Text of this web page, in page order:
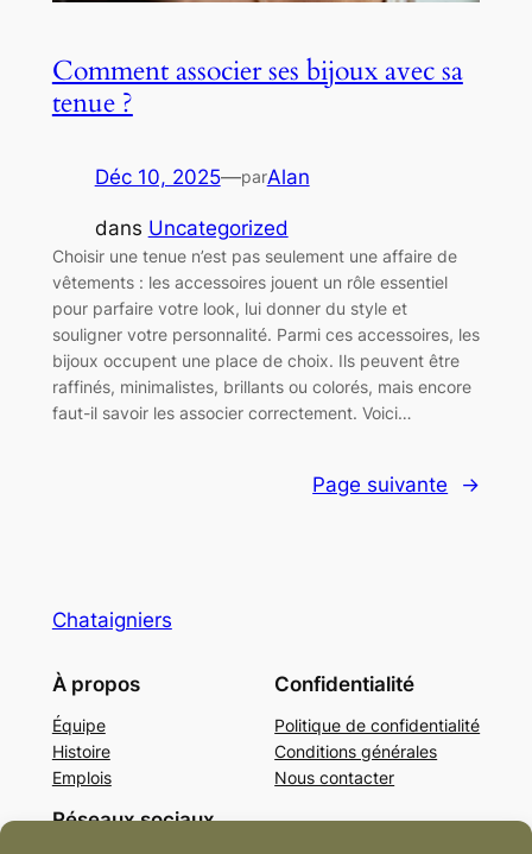
Comment associer ses bijoux avec sa
tenue ?
Déc 10, 2025—parAlan
dans Uncategorized
Choisir une tenue n’est pas seulement une affaire de
vêtements : les accessoires jouent un rôle essentiel
pour parfaire votre look, lui donner du style et
souligner votre personnalité. Parmi ces accessoires, les
bijoux occupent une place de choix. Ils peuvent être
raffinés, minimalistes, brillants ou colorés, mais encore
faut-il savoir les associer correctement. Voici…
Page suivante →
Chataigniers
À propos
Équipe
Histoire
Emplois
Confidentialité
Politique de confidentialité
Conditions générales
Nous contacter
Réseaux sociaux